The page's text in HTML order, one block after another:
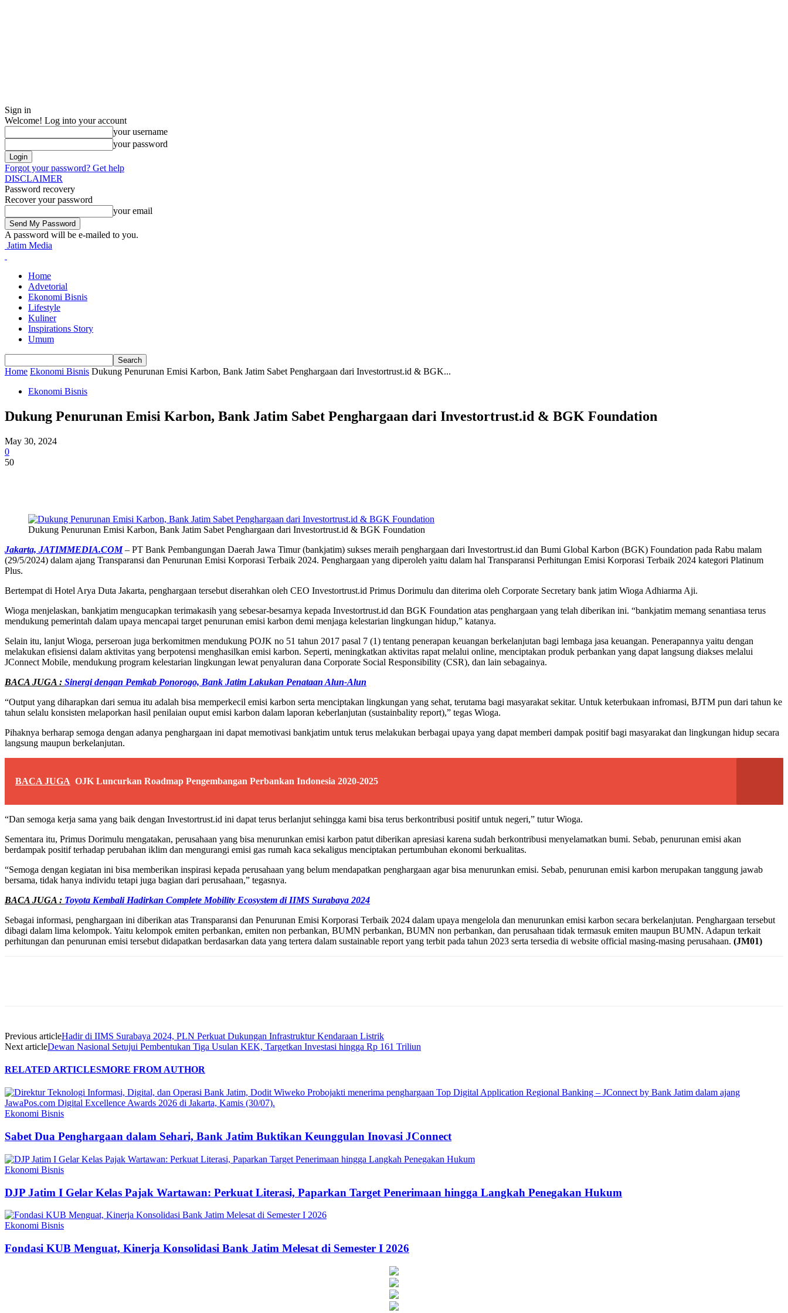
Sign in
Welcome! Log into your account
your username
your password
Forgot your password? Get help
DISCLAIMER
Password recovery
Recover your password
your email
A password will be e-mailed to you.
Jatim Media
Home
Advetorial
Ekonomi Bisnis
Lifestyle
Kuliner
Inspirations Story
Umum
Home Ekonomi Bisnis Dukung Penurunan Emisi Karbon, Bank Jatim Sabet Penghargaan dari Investortrust.id & BGK...
Ekonomi Bisnis
Dukung Penurunan Emisi Karbon, Bank Jatim Sabet Penghargaan dari Investortrust.id & BGK Foundation
May 30, 2024
0
50
Dukung Penurunan Emisi Karbon, Bank Jatim Sabet Penghargaan dari Investortrust.id & BGK Foundation
Jakarta, JATIMMEDIA.COM– PT Bank Pembangungan Daerah Jawa Timur (bankjatim) sukses meraih penghargaan dari Investortrust.id dan Bumi Global Karbon (BGK) Foundation pada Rabu malam
(29/5/2024) dalam ajang Transparansi dan Penurunan Emisi Korporasi Terbaik 2024. Penghargaan yang diperoleh yaitu dalam hal Transparansi Perhitungan Emisi Korporasi Terbaik 2024 kategori Platinum
Plus.
Bertempat di Hotel Arya Duta Jakarta, penghargaan tersebut diserahkan oleh CEO Investortrust.id Primus Dorimulu dan diterima oleh Corporate Secretary bank jatim Wioga Adhiarma Aji.
Wioga menjelaskan, bankjatim mengucapkan terimakasih yang sebesar-besarnya kepada Investortrust.id dan BGK Foundation atas penghargaan yang telah diberikan ini. “bankjatim memang senantiasa terus
mendukung pemerintah dalam upaya mencapai target penurunan emisi karbon demi menjaga kelestarian lingkungan hidup,” katanya.
Selain itu, lanjut Wioga, perseroan juga berkomitmen mendukung POJK no 51 tahun 2017 pasal 7 (1) tentang penerapan keuangan berkelanjutan bagi lembaga jasa keuangan. Penerapannya yaitu dengan
melakukan efisiensi dalam aktivitas yang berpotensi menghasilkan emisi karbon. Seperti, meningkatkan aktivitas rapat melalui online, menciptakan produk perbankan yang dapat langsung diakses melalui
JConnect Mobile, mendukung program kelestarian lingkungan lewat penyaluran dana Corporate Social Responsibility (CSR), dan lain sebagainya.
BACA JUGA : Sinergi dengan Pemkab Ponorogo, Bank Jatim Lakukan Penataan Alun-Alun
“Output yang diharapkan dari semua itu adalah bisa memperkecil emisi karbon serta menciptakan lingkungan yang sehat, terutama bagi masyarakat sekitar. Untuk keterbukaan infromasi, BJTM pun dari tahun ke
tahun selalu konsisten melaporkan hasil penilaian ouput emisi karbon dalam laporan keberlanjutan (sustainbality report),” tegas Wioga.
Pihaknya berharap semoga dengan adanya penghargaan ini dapat memotivasi bankjatim untuk terus melakukan berbagai upaya yang dapat memberi dampak positif bagi masyarakat dan lingkungan hidup secara
langsung maupun berkelanjutan.
BACA JUGA OJK Luncurkan Roadmap Pengembangan Perbankan Indonesia 2020-2025
“Dan semoga kerja sama yang baik dengan Investortrust.id ini dapat terus berlanjut sehingga kami bisa terus berkontribusi positif untuk negeri,” tutur Wioga.
Sementara itu, Primus Dorimulu mengatakan, perusahaan yang bisa menurunkan emisi karbon patut diberikan apresiasi karena sudah berkontribusi menyelamatkan bumi. Sebab, penurunan emisi akan
berdampak positif terhadap perubahan iklim dan mengurangi emisi gas rumah kaca sekaligus menciptakan pertumbuhan ekonomi berkualitas.
“Semoga dengan kegiatan ini bisa memberikan inspirasi kepada perusahaan yang belum mendapatkan penghargaan agar bisa menurunkan emisi. Sebab, penurunan emisi karbon merupakan tanggung jawab
bersama, tidak hanya individu tetapi juga bagian dari perusahaan,” tegasnya.
BACA JUGA : Toyota Kembali Hadirkan Complete Mobility Ecosystem di IIMS Surabaya 2024
Sebagai informasi, penghargaan ini diberikan atas Transparansi dan Penurunan Emisi Korporasi Terbaik 2024 dalam upaya mengelola dan menurunkan emisi karbon secara berkelanjutan. Penghargaan tersebut
dibagi dalam lima kelompok. Yaitu kelompok emiten perbankan, emiten non perbankan, BUMN perbankan, BUMN non perbankan, dan perusahaan tidak termasuk emiten maupun BUMN. Adapun terkait
perhitungan dan penurunan emisi tersebut didapatkan berdasarkan data yang tertera dalam sustainable report yang terbit pada tahun 2023 serta tersedia di website official masing-masing perusahaan. (JM01)
Previous articleHadir di IIMS Surabaya 2024, PLN Perkuat Dukungan Infrastruktur Kendaraan Listrik
Next articleDewan Nasional Setujui Pembentukan Tiga Usulan KEK, Targetkan Investasi hingga Rp 161 Triliun
RELATED ARTICLESMORE FROM AUTHOR
Ekonomi Bisnis
Sabet Dua Penghargaan dalam Sehari, Bank Jatim Buktikan Keunggulan Inovasi JConnect
Ekonomi Bisnis
DJP Jatim I Gelar Kelas Pajak Wartawan: Perkuat Literasi, Paparkan Target Penerimaan hingga Langkah Penegakan Hukum
Ekonomi Bisnis
Fondasi KUB Menguat, Kinerja Konsolidasi Bank Jatim Melesat di Semester I 2026